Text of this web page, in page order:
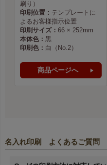
刷り）
印刷位置： テンプレートに
よるお客様指示位置
印刷サイズ： 66 × 252mm
本体色： 黒
印刷色： 白（No.2）
商品ページへ
名入れ印刷 よくあるご質問